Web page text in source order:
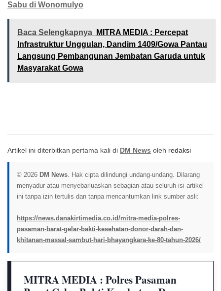
Sabu di Wonomulyo
Baca Selengkapnya
MITRA MEDIA : Percepat
Infrastruktur Unggulan, Dandim 1409/Gowa Pantau
Langsung Pembangunan Jembatan Garuda untuk
Masyarakat Gowa
Artikel ini diterbitkan pertama kali di DM News oleh redaksi
© 2026 DM News. Hak cipta dilindungi undang-undang. Dilarang
menyadur atau menyebarluaskan sebagian atau seluruh isi artikel
ini tanpa izin tertulis dan tanpa mencantumkan link sumber asli:
https://news.danakirtimedia.co.id/mitra-media-polres-
pasaman-barat-gelar-bakti-kesehatan-donor-darah-dan-
khitanan-massal-sambut-hari-bhayangkara-ke-80-tahun-2026/
MITRA MEDIA : Polres Pasaman